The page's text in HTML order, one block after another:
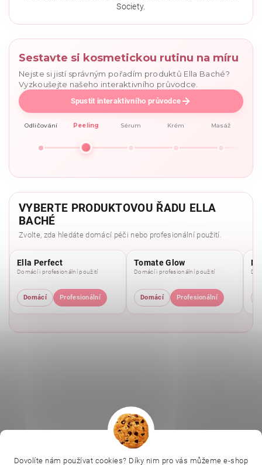
Society.
Sestavte si kosmetickou rutinu na míru
Nejste si jistí správným pořadím produktů Ella Baché?
Vyzkoušejte našeho interaktivního průvodce.
Spustit interaktivního průvodce
Odličování Peeling Sérum Krém Masáž
VYBERTE PRODUKTOVOU ŘADU ELLA
BACHÉ
Zvolte, zda hledáte domácí péči nebo profesionální použití.
Ella Perfect
Domácí i profesionální použití
Domácí Profesionální
Tomate Glow
Domácí i profesionální použití
Domácí Profesionální
L.C.P. Paris |
Online kosmetické kurzy | Kozmetickyobchod.sk
Dovolíte nám používat cookies? Díky nim pro vás můžeme e-shop